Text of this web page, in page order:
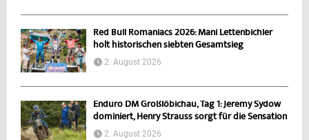
Red Bull Romaniacs 2026: Mani Lettenbichler
holt historischen siebten Gesamtsieg
2. August 2026
Enduro DM Großlöbichau, Tag 1: Jeremy Sydow
dominiert, Henry Strauss sorgt für die Sensation
2. August 2026